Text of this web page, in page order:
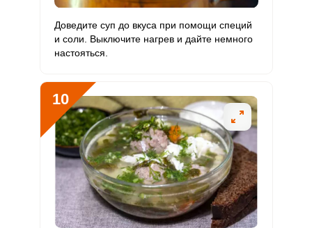
Доведите суп до вкуса при помощи специй
и соли. Выключите нагрев и дайте немного
настояться.
10